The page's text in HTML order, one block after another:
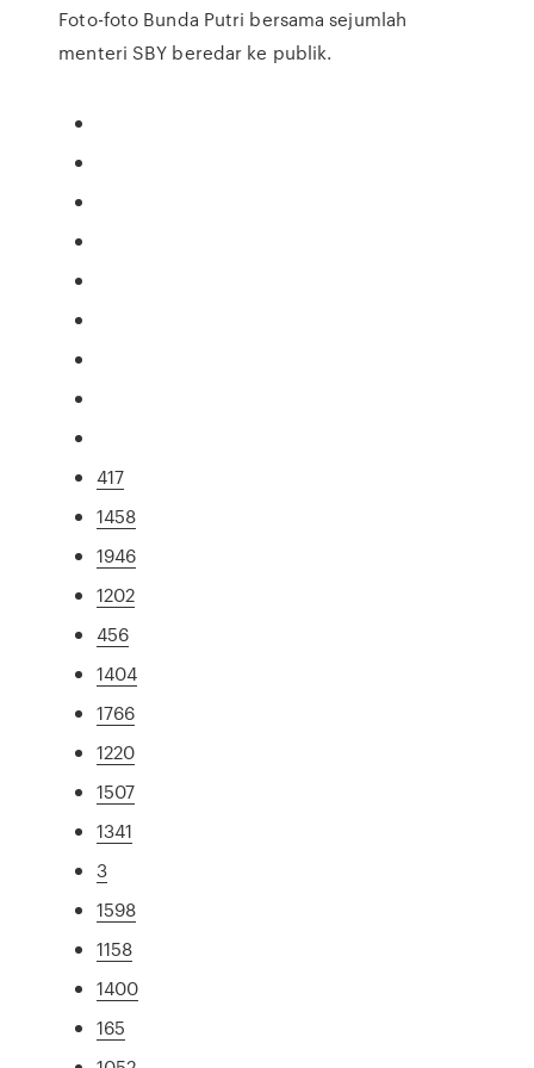
Foto-foto Bunda Putri bersama sejumlah
menteri SBY beredar ke publik.
417
1458
1946
1202
456
1404
1766
1220
1507
1341
3
1598
1158
1400
165